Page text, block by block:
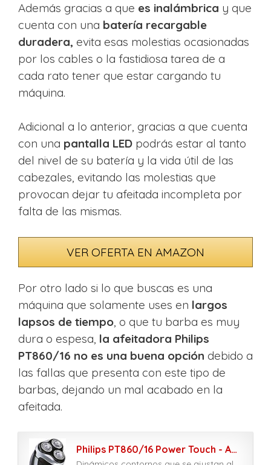
Además gracias a que es inalámbrica y que
cuenta con una batería recargable
duradera, evita esas molestias ocasionadas
por los cables o la fastidiosa tarea de a
cada rato tener que estar cargando tu
máquina.
Adicional a lo anterior, gracias a que cuenta
con una pantalla LED podrás estar al tanto
del nivel de su batería y la vida útil de las
cabezales, evitando las molestias que
provocan dejar tu afeitada incompleta por
falta de las mismas.
VER OFERTA EN AMAZON
Por otro lado si lo que buscas es una
máquina que solamente uses en largos
lapsos de tiempo , o que tu barba es muy
dura o espesa, la afeitadora Philips
PT860/16 no es una buena opción debido a
las fallas que presenta con este tipo de
barbas, dejando un mal acabado en la
afeitada.
Philips PT860/16 Power Touch - Afeitadora eléctrica con cabezales flexibles DualPrecision, alimentado por batería, gris